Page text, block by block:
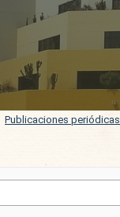
Publicaciones